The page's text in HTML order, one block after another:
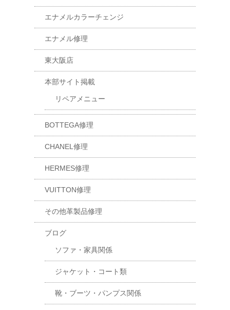
エナメルカラーチェンジ
エナメル修理
東大阪店
本部サイト掲載
リペアメニュー
BOTTEGA修理
CHANEL修理
HERMES修理
VUITTON修理
その他革製品修理
ブログ
ソファ・家具関係
ジャケット・コート類
靴・ブーツ・パンプス関係